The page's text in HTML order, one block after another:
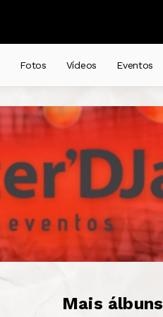
Fotos Vídeos Eventos
Mais álbuns